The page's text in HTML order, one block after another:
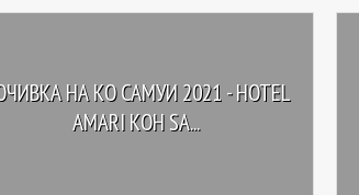
НА КО САМУИ 2021 - HOTEL
AMARI KOH SA...